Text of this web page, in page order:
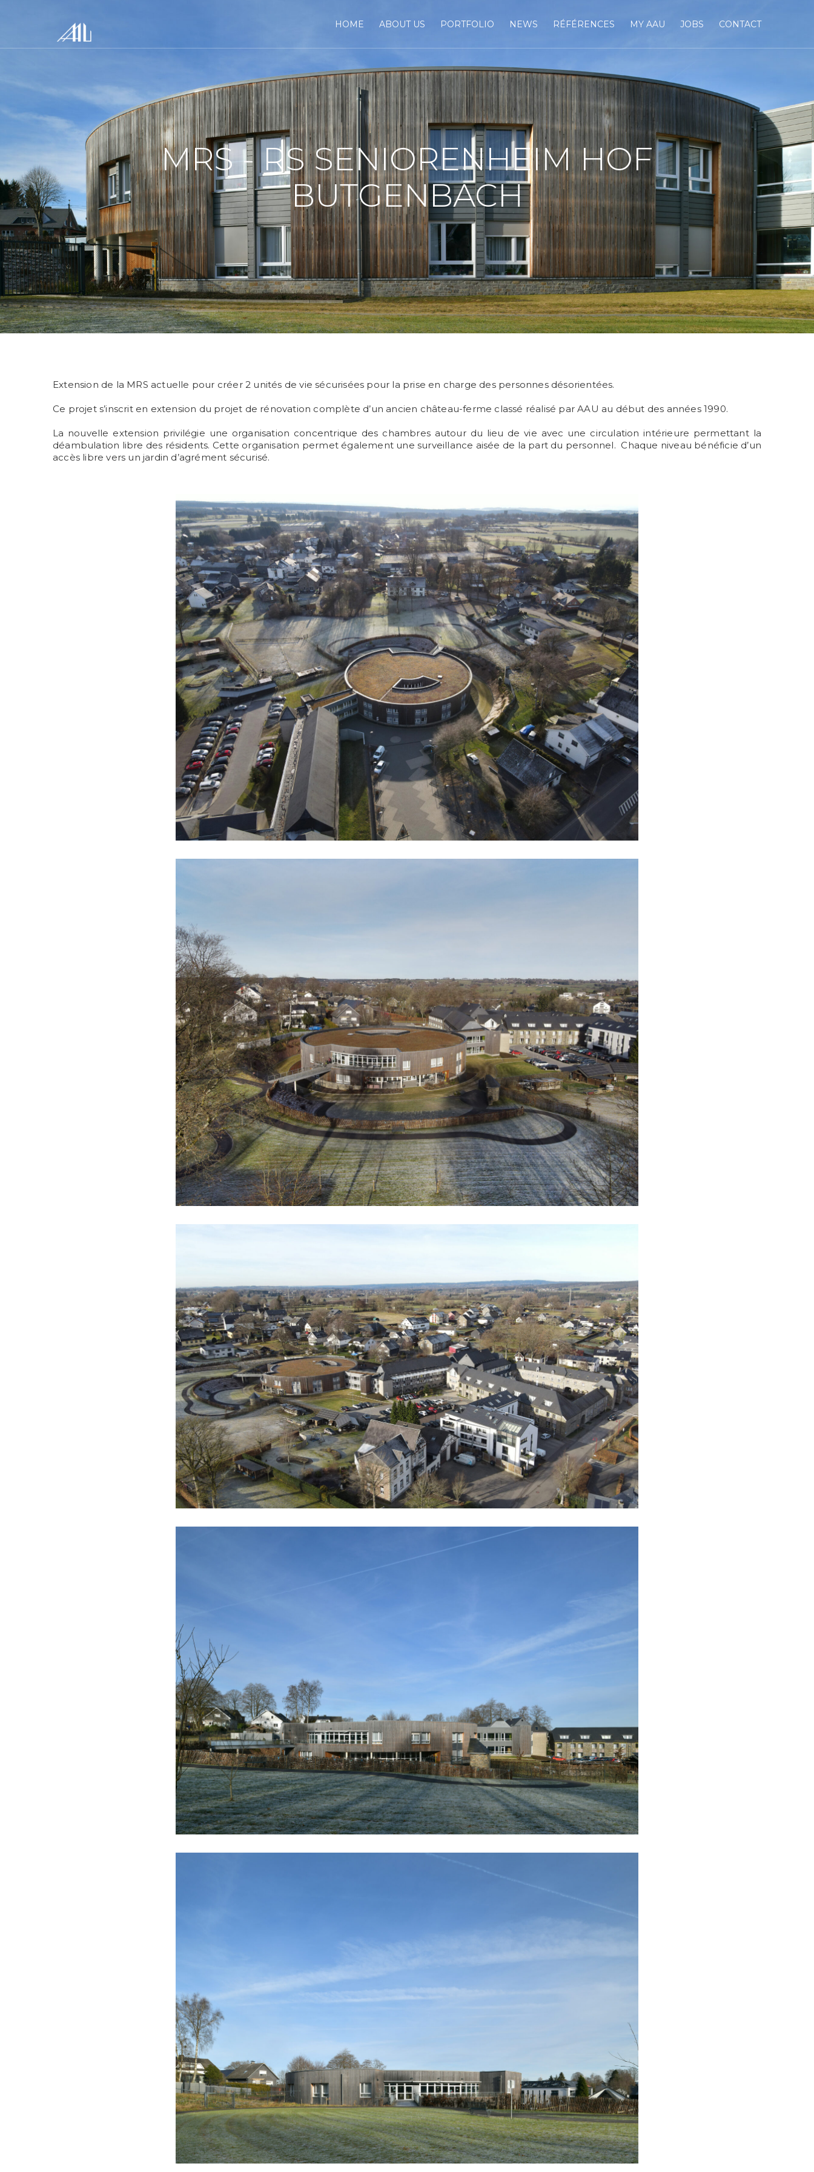
HOME ABOUT US PORTFOLIO NEWS RÉFÉRENCES MY AAU JOBS CONTACT
MRS - RS SENIORENHEIM HOF
BUTGENBACH
Extension de la MRS actuelle pour créer 2 unités de vie sécurisées pour la prise en charge des personnes désorientées.
Ce projet s’inscrit en extension du projet de rénovation complète d’un ancien château-ferme classé réalisé par AAU au début des années 1990.
La nouvelle extension privilégie une organisation concentrique des chambres autour du lieu de vie avec une circulation intérieure permettant la
déambulation libre des résidents. Cette organisation permet également une surveillance aisée de la part du personnel. Chaque niveau bénéficie d’un
accès libre vers un jardin d’agrément sécurisé.